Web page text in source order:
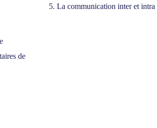
de
5. La communication inter et intra